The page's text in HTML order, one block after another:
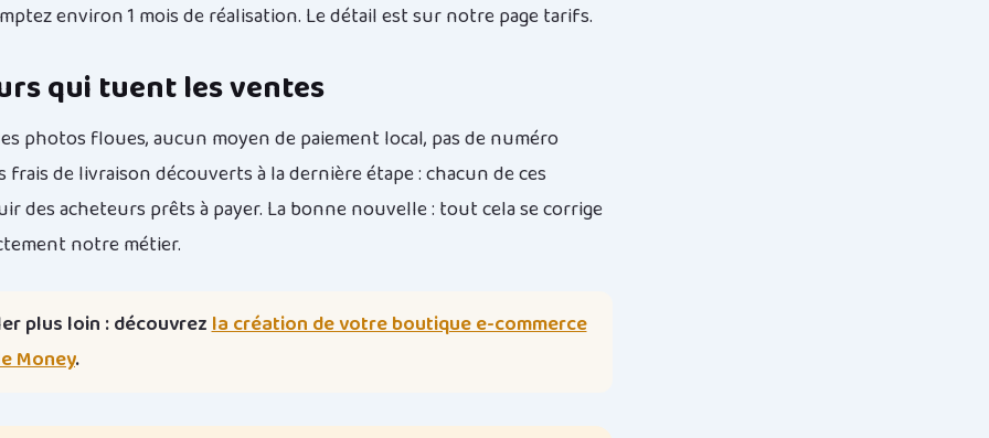
environ 1 mois de réalisation. Le détail est sur notre pagetarifs.
qui tuent les ventes
photos floues, aucun moyen de paiement local, pas de numéro
frais de livraison découverts à la dernière étape : chacun de ces
des acheteurs prêts à payer. La bonne nouvelle : tout cela se corrige
notre métier.
plus loin : découvrezla création de votre boutique e-commerce
Money.